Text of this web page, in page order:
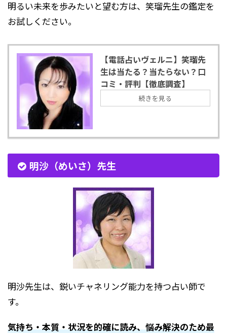
明るい未来を歩みたいと望む方は、笑瑠先生の鑑定を
お試しください。
【電話占いヴェルニ】笑瑠先
生は当たる？当たらない？口
コミ・評判【徹底調査】
続きを見る
明沙（めいさ）先生
明沙先生は、鋭いチャネリング能力を持つ占い師で
す。
気持ち・本質・状況を的確に読み、悩み解決のため最